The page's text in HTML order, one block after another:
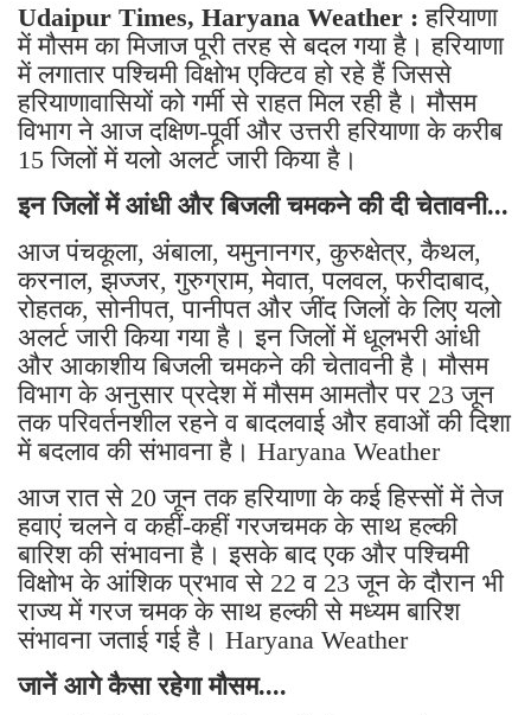
Udaipur Times, Haryana Weather :हरियाणा
में मौसम का मिजाज पूरी तरह से बदल गया है। हरियाणा
में लगातार पश्चिमी विक्षोभ एक्टिव हो रहे हैं जिससे
हरियाणावासियों को गर्मी से राहत मिल रही है। मौसम
विभाग ने आज दक्षिण-पूर्वी और उत्तरी हरियाणा के करीब
15 जिलों में यलो अलर्ट जारी किया है।
इन जिलों में आंधी और बिजली चमकने की दी चेतावनी...
आज पंचकूला, अंबाला, यमुनानगर, कुरुक्षेत्र, कैथल,
करनाल, झज्जर, गुरुग्राम, मेवात, पलवल, फरीदाबाद,
रोहतक, सोनीपत, पानीपत और जींद जिलों के लिए यलो
अलर्ट जारी किया गया है। इन जिलों में धूलभरी आंधी
और आकाशीय बिजली चमकने की चेतावनी है। मौसम
विभाग के अनुसार प्रदेश में मौसम आमतौर पर 23 जून
तक परिवर्तनशील रहने व बादलवाई और हवाओं की दिशा
में बदलाव की संभावना है। Haryana Weather
आज रात से 20 जून तक हरियाणा के कई हिस्सों में तेज
हवाएं चलने व कहीं-कहीं गरजचमक के साथ हल्की
बारिश की संभावना है। इसके बाद एक और पश्चिमी
विक्षोभ के आंशिक प्रभाव से 22 व 23 जून के दौरान भी
राज्य में गरज चमक के साथ हल्की से मध्यम बारिश
संभावना जताई गई है। Haryana Weather
जानें आगे कैसा रहेगा मौसम....